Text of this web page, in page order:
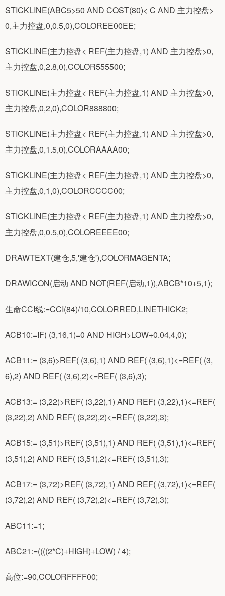
STICKLINE(ABC5>50 AND COST(80)< C AND 主力控盘>
0,主力控盘,0,0.5,0),COLOREE00EE;
STICKLINE(主力控盘< REF(主力控盘,1) AND 主力控盘>0,
主力控盘,0,2.8,0),COLOR555500;
STICKLINE(主力控盘< REF(主力控盘,1) AND 主力控盘>0,
主力控盘,0,2,0),COLOR888800;
STICKLINE(主力控盘< REF(主力控盘,1) AND 主力控盘>0,
主力控盘,0,1.5,0),COLORAAAA00;
STICKLINE(主力控盘< REF(主力控盘,1) AND 主力控盘>0,
主力控盘,0,1,0),COLORCCCC00;
STICKLINE(主力控盘< REF(主力控盘,1) AND 主力控盘>0,
主力控盘,0,0.5,0),COLOREEEE00;
DRAWTEXT(建仓,5,'建仓'),COLORMAGENTA;
DRAWICON(启动 AND NOT(REF(启动,1)),ABCB*10+5,1);
生命CCI线:=CCI(84)/10,COLORRED,LINETHICK2;
ACB10:=IF( (3,16,1)=0 AND HIGH>LOW+0.04,4,0);
ACB11:= (3,6)>REF( (3,6),1) AND REF( (3,6),1)<=REF( (3,
6),2) AND REF( (3,6),2)<=REF( (3,6),3);
ACB13:= (3,22)>REF( (3,22),1) AND REF( (3,22),1)<=REF(
(3,22),2) AND REF( (3,22),2)<=REF( (3,22),3);
ACB15:= (3,51)>REF( (3,51),1) AND REF( (3,51),1)<=REF(
(3,51),2) AND REF( (3,51),2)<=REF( (3,51),3);
ACB17:= (3,72)>REF( (3,72),1) AND REF( (3,72),1)<=REF(
(3,72),2) AND REF( (3,72),2)<=REF( (3,72),3);
ABC11:=1;
ABC21:=((((2*C)+HIGH)+LOW) / 4);
高位:=90,COLORFFFF00;